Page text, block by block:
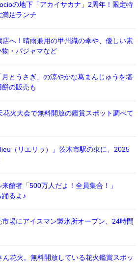
の地下「アカイサカナ」2周年！限定特
足ランチ
へ！晴雨兼用の甲州織の傘や、優しい素
・パジャマなど
とうさぎ」の涼やかな葛まんじゅうを堪
の販売も
花火大会で無料開放の鑑賞スポット調べて
（リエリゥ）」茨木市駅の東に、2025
館者「500万人だよ！全員集合！」
るよ♪
場にアイスマン製氷所オープン、24時間
ん花火。無料開放している花火鑑賞スポッ